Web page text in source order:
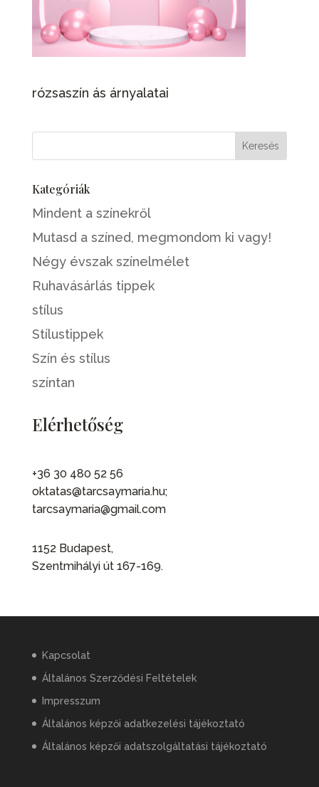
rózsaszín ás árnyalatai
Kategóriák
Mindent a színekről
Mutasd a színed, megmondom ki vagy!
Négy évszak színelmélet
Ruhavásárlás tippek
stílus
Stílustippek
Szín és stílus
színtan
Elérhetőség
+36 30 480 52 56
oktatas@tarcsaymaria.hu;
tarcsaymaria@gmail.com
1152 Budapest,
Szentmihályi út 167-169.
Kapcsolat
Általános Szerződési Feltételek
Impresszum
Általános képzői adatkezelési tájékoztató
Általános képzői adatszolgáltatási tájékoztató